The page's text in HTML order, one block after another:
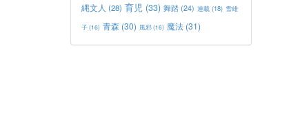
縄文人 (28) 育児 (33) 舞踏 (24) 連載 (18) 雪雄
子(16) 青森 (30) 風邪(16) 魔法 (31)